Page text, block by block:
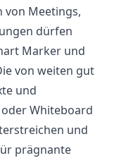
von Meetings,
dürfen
Marker und
von weiten gut
und
Whiteboard
und
prägnante